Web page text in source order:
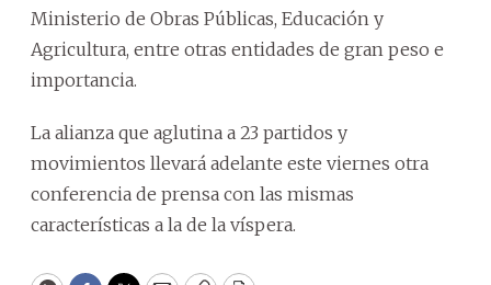
Ministerio de Obras Públicas, Educación y
Agricultura, entre otras entidades de gran peso e
importancia.
La alianza que aglutina a 23 partidos y
movimientos llevará adelante este viernes otra
conferencia de prensa con las mismas
características a la de la víspera.